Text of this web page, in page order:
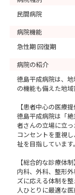
民間病院
病院機能
急性期 回復期
病院の紹介
徳島平成病院は、
の機能も備えた地域
【患者中心の医療提
徳島平成病院は「
者さんの立場に立
コンセントを重視
祉を目指しています。
【総合的な診療体制
内科、外科、整形
ズに応える体制を
人ひとりに最適な医